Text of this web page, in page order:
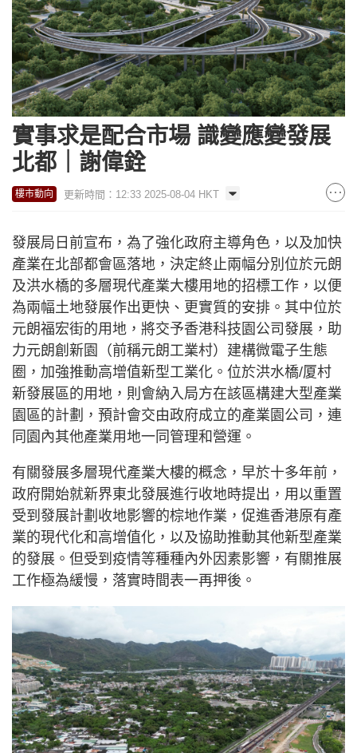
實事求是配合市場 識變應變發展
北都｜謝偉銓
樓市動向 更新時間：12:33 2025-08-04 HKT
發展局日前宣布，為了強化政府主導角色，以及加快
產業在北部都會區落地，決定終止兩幅分別位於元朗
及洪水橋的多層現代產業大樓用地的招標工作，以便
為兩幅土地發展作出更快、更實質的安排。其中位於
元朗福宏街的用地，將交予香港科技園公司發展，助
力元朗創新園（前稱元朗工業村）建構微電子生態
圈，加強推動高增值新型工業化。位於洪水橋/厦村
新發展區的用地，則會納入局方在該區構建大型產業
園區的計劃，預計會交由政府成立的產業園公司，連
同園內其他產業用地一同管理和營運。
有關發展多層現代產業大樓的概念，早於十多年前，
政府開始就新界東北發展進行收地時提出，用以重置
受到發展計劃收地影響的棕地作業，促進香港原有產
業的現代化和高增值化，以及協助推動其他新型產業
的發展。但受到疫情等種種內外因素影響，有關推展
工作極為緩慢，落實時間表一再押後。